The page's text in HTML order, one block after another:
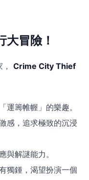
大冒險！
Crime City Thief
運籌帷幄」的樂趣。
感，追求極致的沉浸
與解謎能力。
獨鍾，渴望扮演一個